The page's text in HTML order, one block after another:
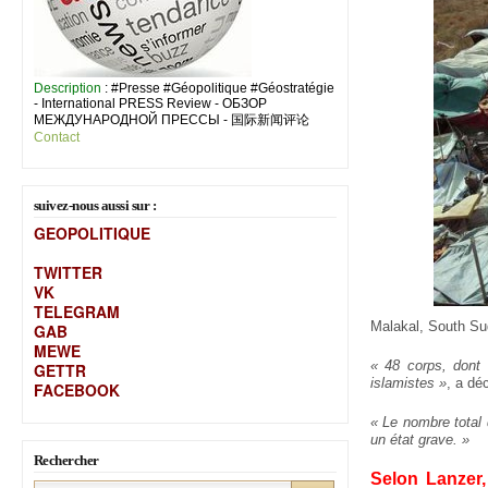
Description : #Presse #Géopolitique #Géostratégie
- International PRESS Review - ОБЗОР
МЕЖДУНАРОДНОЙ ПРЕССЫ - 国际新闻评论
Contact
suivez-nous aussi sur :
GEOPOLITIQUE
TWITTER
VK
TELEGRAM
GAB
MEWE
GETTR
FACEBOOK
Rechercher
Malakal, South
« 48 corps, dont
islamistes », a
« Le nombre
un état grave. »
Selon